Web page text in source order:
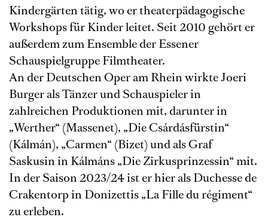
Kindergärten tätig, wo er theaterpädagogische
Workshops für Kinder leitet. Seit 2010 gehört er
außerdem zum Ensemble der Essener
Schauspielgruppe Filmtheater.
An der Deutschen Oper am Rhein wirkte Joeri
Burger als Tänzer und Schauspieler in
zahlreichen Produktionen mit, darunter in
„Werther“ (Massenet), „Die Csárdásfürstin“
(Kálmán), „Carmen“ (Bizet) und als Graf
Saskusin in Kálmáns „Die Zirkusprinzessin“ mit.
In der Saison 2023/24 ist er hier als Duchesse de
Crakentorp in Donizettis „La Fille du régiment“
zu erleben.